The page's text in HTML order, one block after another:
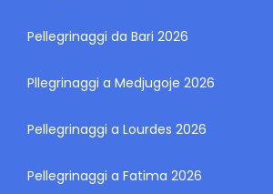
Pellegrinaggi da Bari 2026
Pllegrinaggi a Medjugoje 2026
Pellegrinaggi a Lourdes 2026
Pellegrinaggi a Fatima 2026